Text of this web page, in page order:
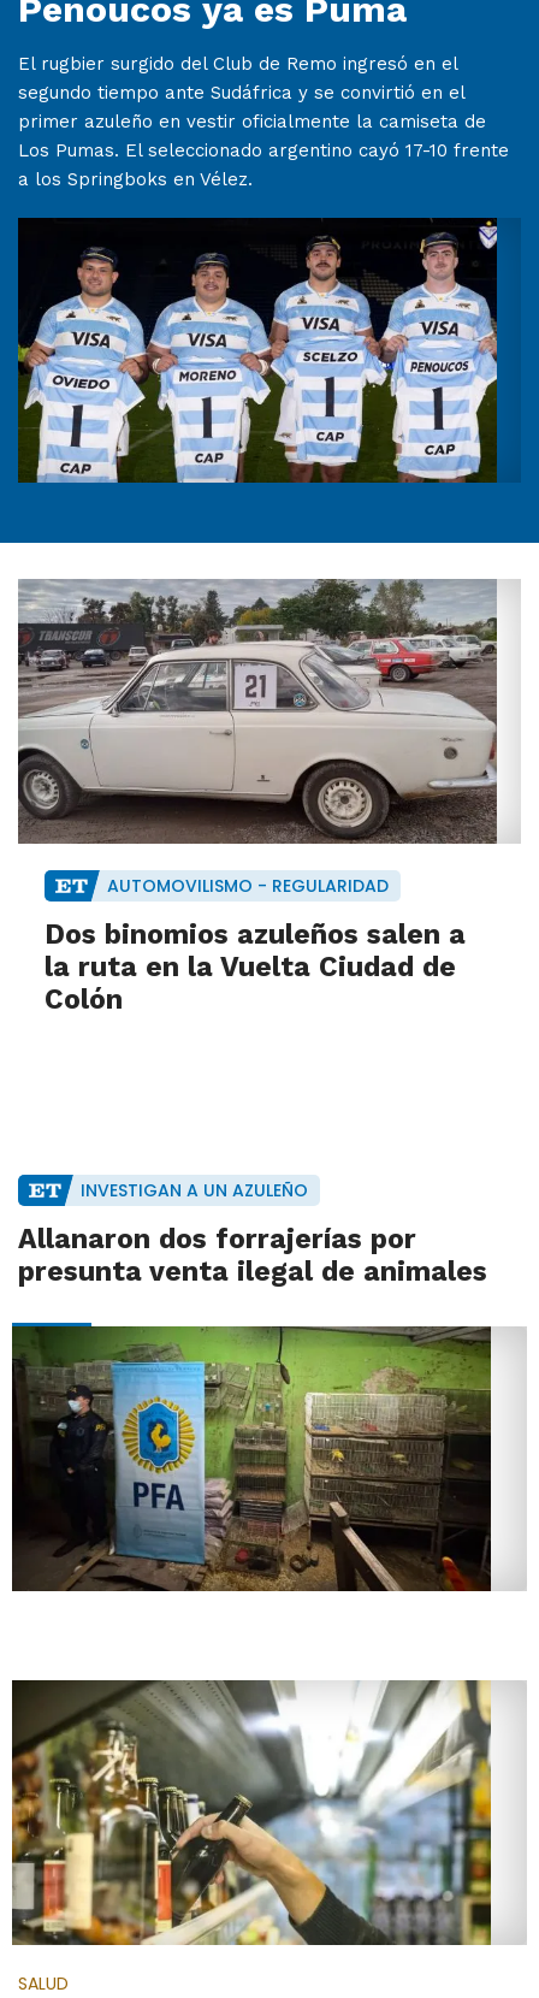
Penoucos ya es Puma
El rugbier surgido del Club de Remo ingresó en el
segundo tiempo ante Sudáfrica y se convirtió en el
primer azuleño en vestir oficialmente la camiseta de
Los Pumas. El seleccionado argentino cayó 17-10 frente
a los Springboks en Vélez.
AUTOMOVILISMO - REGULARIDAD
Dos binomios azuleños salen a
la ruta en la Vuelta Ciudad de
Colón
INVESTIGAN A UN AZULEÑO
Allanaron dos forrajerías por
presunta venta ilegal de animales
SALUD